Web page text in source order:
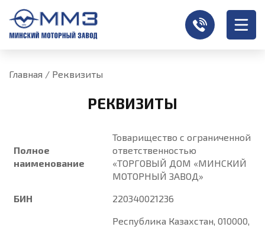
Главная / Реквизиты
РЕКВИЗИТЫ
Полное
наименование
Товарищество с ограниченной
ответственностью
«ТОРГОВЫЙ ДОМ «МИНСКИЙ
МОТОРНЫЙ ЗАВОД»
БИН
220340021236
Республика Казахстан, 010000,